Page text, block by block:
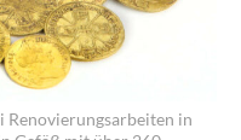
Renovierungsarbeiten in